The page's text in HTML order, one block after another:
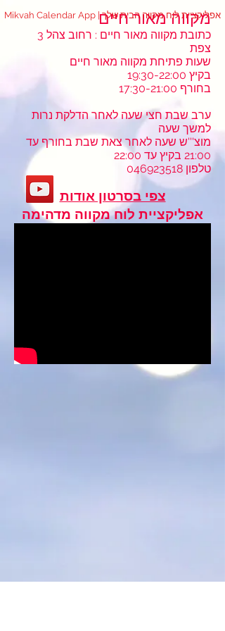
Mikvah Calendar App | אפליקציית לוח מקווה הבית שלך
מקווה מאור חיים
צפת
שעות פתיחת מקווה מאור חיים
בקיץ 19:30-22:00
בחורף 17:30-21:00
ערב שבת חצי שעה לאחר הדלקת נרות
למשך שעה
מוצ'''ש שעה לאחר צאת שבת בחורף עד
21:00 בקיץ עד 22:00
טלפון 046923518
צפי בסרטון אודות
אפליקציית לוח מקווה מדהימה